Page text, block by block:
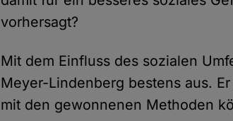
vorhersagt?
Mit dem Einfluss des sozialen
Meyer-Lindenberg bestens aus.
mit den gewonnenen Methoden